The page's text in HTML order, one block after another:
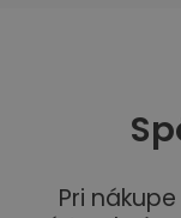
Pri